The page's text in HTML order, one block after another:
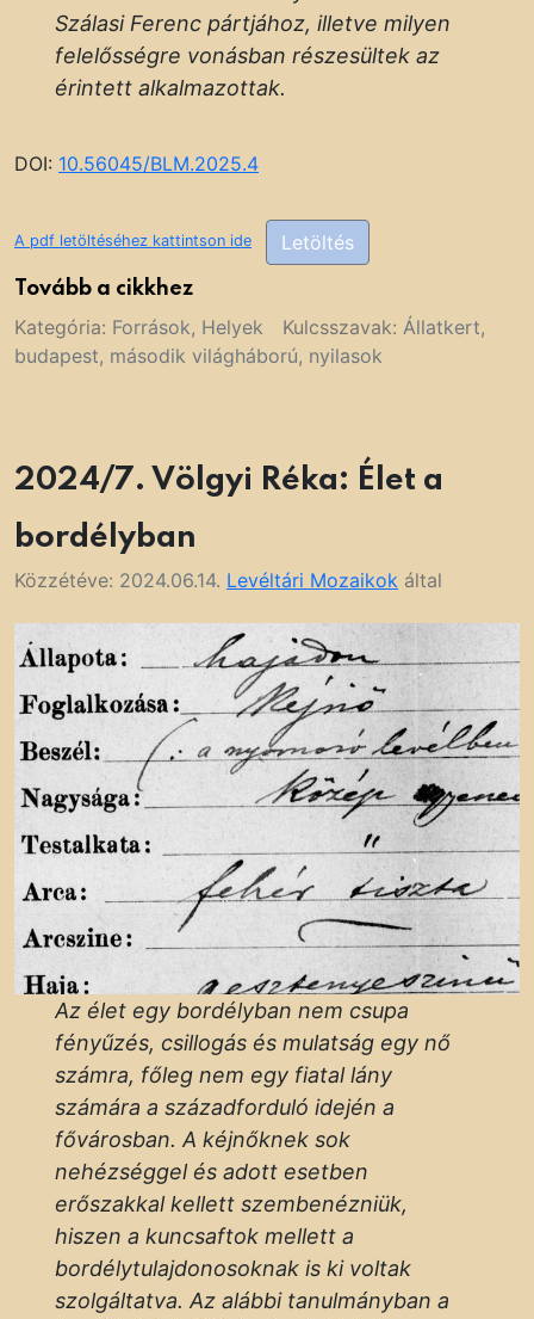
Szálasi Ferenc pártjához, illetve milyen
felelősségre vonásban részesültek az
érintett alkalmazottak.
DOI: 10.56045/BLM.2025.4
A pdf letöltéséhez kattintson ide Letöltés
Tovább a cikkhez
Kategória: Források, Helyek Kulcsszavak: Állatkert,
budapest, második világháború, nyilasok
2024/7. Völgyi Réka: Élet a
bordélyban
Közzétéve: 2024.06.14. Levéltári Mozaikok által
Az élet egy bordélyban nem csupa
fényűzés, csillogás és mulatság egy nő
számra, főleg nem egy fiatal lány
számára a századforduló idején a
fővárosban. A kéjnőknek sok
nehézséggel és adott esetben
erőszakkal kellett szembenézniük,
hiszen a kuncsaftok mellett a
bordélytulajdonosoknak is ki voltak
szolgáltatva. Az alábbi tanulmányban a